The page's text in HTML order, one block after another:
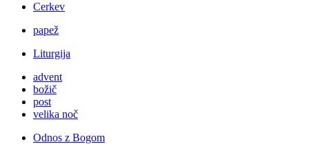
Cerkev
papež
Liturgija
advent
božič
post
velika noč
Odnos z Bogom